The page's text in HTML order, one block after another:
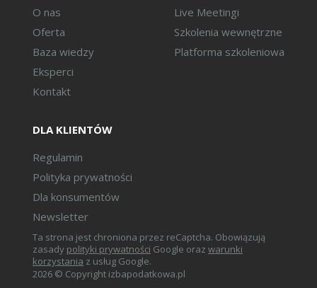
O nas
Oferta
Baza wiedzy
Eksperci
Kontakt
Live Meetingi
Szkolenia wewnętrzne
Platforma szkoleniowa
DLA KLIENTÓW
Regulamin
Polityka prywatności
Dla konsumentów
Newsletter
Ta strona jest chroniona przez reCaptcha. Obowiązują
zasady polityki prywatności Google oraz warunki
korzystania z usług Google.
2026 © Copyright izbapodatkowa.pl